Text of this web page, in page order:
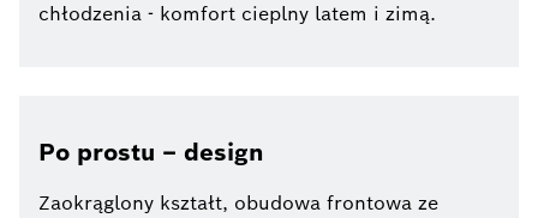
chłodzenia - komfort cieplny latem i zimą.
Po prostu – design
Zaokrąglony kształt, obudowa frontowa ze